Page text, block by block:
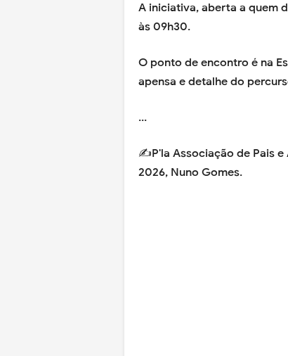
A iniciativa, aberta a quem
às 09h30.
O ponto de encontro é na
apensa e detalhe do
...
✍️P'la Associação de Pais e
2026, Nuno Gomes.